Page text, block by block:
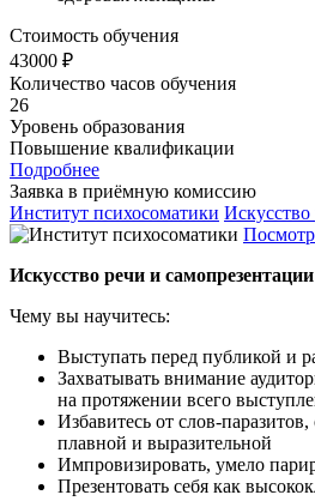
Стоимость обучения
43000 ₽
Количество часов обучения
26
Уровень образования
Повышение квалификации
Подробнее
Заявка в приёмную комиссию
Институт психосоматики Искусство
Искусство речи и самопрезентации
Чему вы научитесь:
Выступать перед публикой и
Захватывать внимание
на протяжении всего
Избавитесь от слов-
плавной и выразительной
Импровизировать, умело
Презентовать себя как